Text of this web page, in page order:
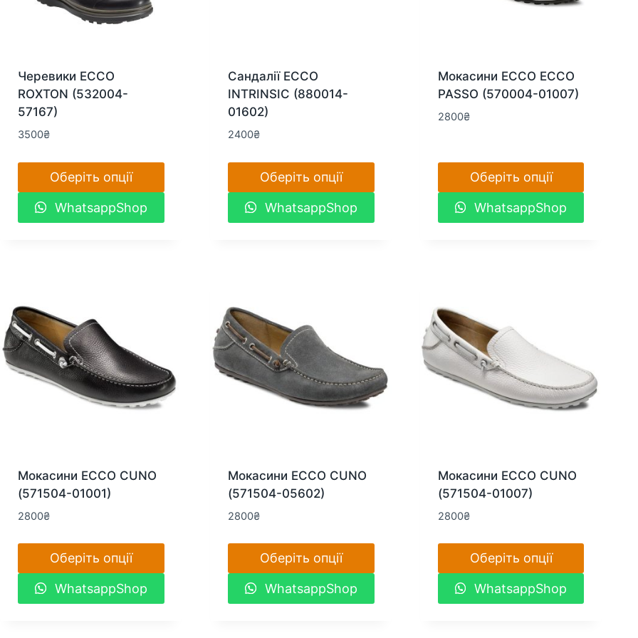
Черевики ECCO
ROXTON (532004-
57167)
3500₴
Оберіть опції
Цей
товар
можна
вибрати
на
сторінці
WhatsappShop
Сандалії ECCO
INTRINSIC (880014-
01602)
2400₴
Оберіть опції
Цей
товар
можна
вибрати
на
сторінці
товару
WhatsappShop
Мокасини ECCO ECCO
PASSO (570004-01007)
2800₴
Оберіть опції
Цей
товар
можна
вибрати
на
сторінці
товару
WhatsappShop
Мокасини ECCO CUNO
(571504-01001)
2800₴
Оберіть опції
Цей
товар
WhatsappShop
Мокасини ECCO CUNO
(571504-05602)
2800₴
Оберіть опції
Цей
товар
WhatsappShop
Мокасини ECCO CUNO
(571504-01007)
2800₴
Оберіть опції
Цей
товар
WhatsappShop